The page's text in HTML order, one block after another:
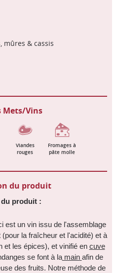
& cassis
Mets/Vins
Viandes
rouges
Fromages à
pâte molle
du produit
du produit :
est un vin issu de l'assemblage
la fraîcheur et l'acidité) et à
et les épices), et vinifié en cuve
se font à lamain afin de
des fruits. Notre méthode de